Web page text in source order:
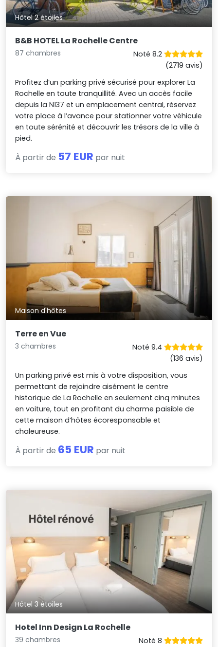
Hôtel 2 étoiles
B&B HOTEL La Rochelle Centre
87 chambres
Noté 8.2
(2719 avis)
Profitez d’un parking privé sécurisé pour explorer La
Rochelle en toute tranquillité. Avec un accès facile
depuis la N137 et un emplacement central, réservez
votre place à l’avance pour stationner votre véhicule
en toute sérénité et découvrir les trésors de la ville à
pied.
À partir de 57 EUR par nuit
Maison d'hôtes
Terre en Vue
3 chambres
Noté 9.4
(136 avis)
Un parking privé est mis à votre disposition, vous
permettant de rejoindre aisément le centre
historique de La Rochelle en seulement cinq minutes
en voiture, tout en profitant du charme paisible de
cette maison d’hôtes écoresponsable et
chaleureuse.
À partir de 65 EUR par nuit
Hôtel 3 étoiles
Hotel Inn Design La Rochelle
39 chambres Noté 8